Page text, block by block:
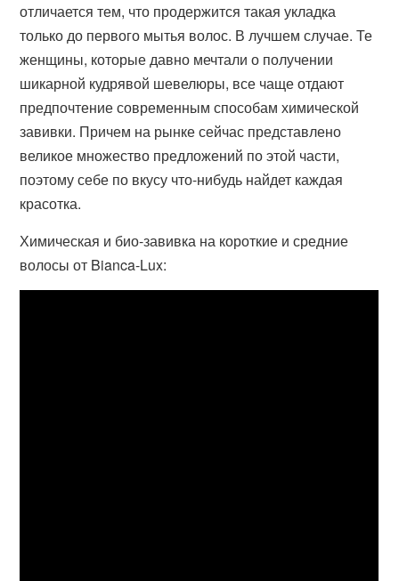
отличается тем, что продержится такая укладка
только до первого мытья волос. В лучшем случае. Те
женщины, которые давно мечтали о получении
шикарной кудрявой шевелюры, все чаще отдают
предпочтение современным способам химической
завивки. Причем на рынке сейчас представлено
великое множество предложений по этой части,
поэтому себе по вкусу что-нибудь найдет каждая
красотка.
Химическая и био-завивка на короткие и средние
волосы от Bianca-Lux: